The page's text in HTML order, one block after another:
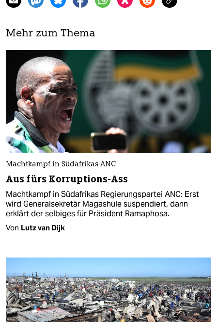
Mehr zum Thema
Machtkampf in Südafrikas ANC
Aus fürs Korruptions-Ass
Machtkampf in Südafrikas Regierungspartei ANC: Erst
wird Generalsekretär Magashule suspendiert, dann
erklärt der selbiges für Präsident Ramaphosa.
Von Lutz van Dijk